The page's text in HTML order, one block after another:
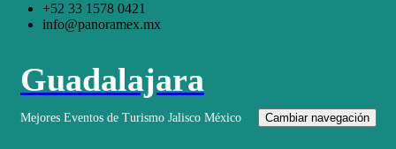
+52 33 1578 0421
info@panoramex.mx
Guadalajara
Mejores Eventos de Turismo Jalisco México Cambiar navegación